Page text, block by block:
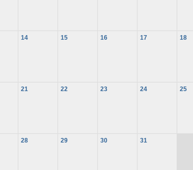
14 15 16 17 18
21 22 23 24 25
28 29 30 31